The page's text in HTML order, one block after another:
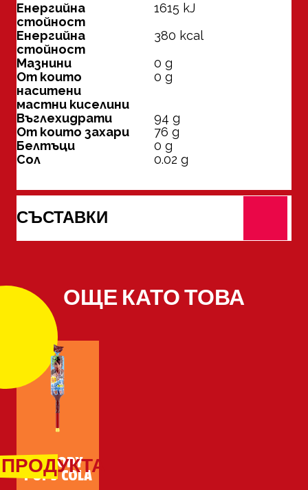
Енергийна
стойност
1615 kJ
Енергийна
стойност
380 kcal
Мазнини
0 g
От които
наситени
мастни киселини
0 g
Въглехидрати 94 g
От които захари
76 g
Белтъци
0 g
Сол
0.02 g
СЪСТАВКИ
ОЩЕ КАТО ТОВА
MELODY
POPS COLA